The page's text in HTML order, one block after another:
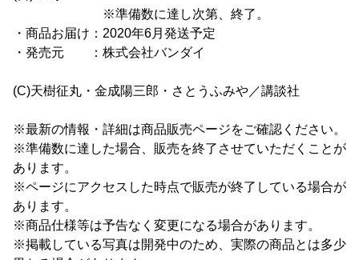
※準備数に達し次第、終了。
・商品お届け：2020年6月発送予定
・発売元 ：株式会社バンダイ
(C)天樹征丸・金成陽三郎・さとうふみや／講談社
※最新の情報・詳細は商品販売ページをご確認ください。
※準備数に達した場合、販売を終了させていただくことが
あります。
※ページにアクセスした時点で販売が終了している場合が
あります。
※商品仕様等は予告なく変更になる場合があります。
※掲載している写真は開発中のため、実際の商品とは多少